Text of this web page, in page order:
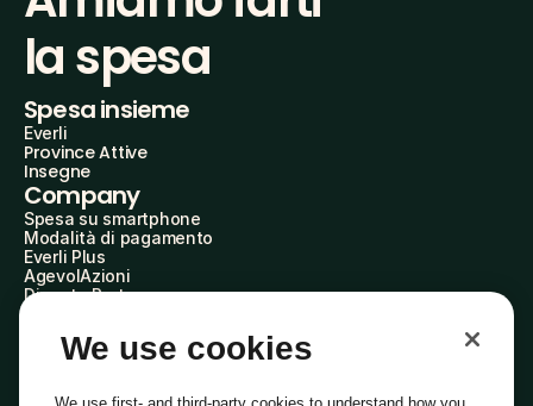
la spesa
Spesa insieme
Everli
Province Attive
Insegne
Company
Spesa su smartphone
Modalità di pagamento
Everli Plus
AgevolAzioni
Diventa Partner
Everli Shoppers
About Us
Everli News
We use cookies